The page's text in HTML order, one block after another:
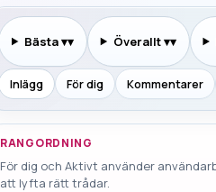
Bästa▾ Överallt▾
Inlägg För dig Kommentarer
RANGORDNING
För dig och Aktivt använder
att lyfta rätt trådar.